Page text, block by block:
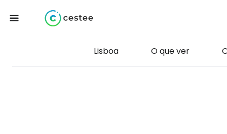
Lisboa O que ver